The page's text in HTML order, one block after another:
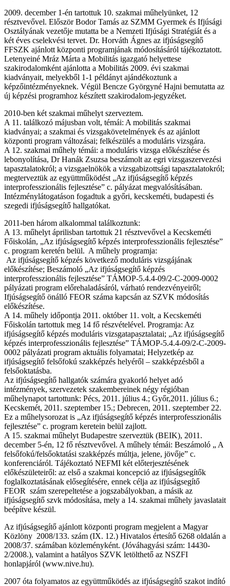
2009. december 1-én tartottuk 10. szakmai műhelyünket, 12
résztvevővel. Először Bodor Tamás az SZMM Gyermek és Ifjúsági
Osztályának vezetője mutatta be a Nemzeti Ifjúsági Stratégiát és a
két éves cselekvési tervet. Dr. Horváth Ágnes az ifjúságsegítő
FFSZK ajánlott központi programjának módosításáról tájékoztatott.
Letenyeiné Mráz Márta a Mobilitás igazgató helyettese
szakirodalomként ajánlotta a Mobilitás 2009. évi szakmai
kiadványait, melyekből 1-1 példányt ajándékoztunk a
képzőintézményeknek. Végül Bencze Györgyné Hajni bemutatta az
új képzési programhoz készített szakirodalom-jegyzéket.
2010-ben két szakmai műhelyt szerveztem.
A 11. találkozó májusban volt, témái: A mobilitás szakmai
kiadványai; a szakmai és vizsgakövetelmények és az ajánlott
központi program változásai; felkészülés a moduláris vizsgára.
A 12. szakmai műhely témái: a moduláris vizsga előkészítése és
lebonyolítása, Dr Hanák Zsuzsa beszámolt az egri vizsgaszervezési
tapasztalatokról; a vizsgaelnökök a vizsgabizottsági tapasztalatokról;
megterveztük az együttműködést „Az ifjúságsegítő képzés
interprofesszionális fejlesztése” c. pályázat megvalósításában.
Intézménylátogatáson fogadtuk a győri, kecskeméti, budapesti és
szegedi ifjúságsegítő hallgatókat.
2011-ben három alkalommal találkoztunk:
A 13. műhelyt áprilisban tartottuk 21 résztvevővel a Kecskeméti
Főiskolán, „Az ifjúságsegítő képzés interprofesszionális fejlesztése”
c. program keretén belül. A műhely programja:
Az ifjúságsegítő képzés következő moduláris vizsgájának
előkészítése; Beszámoló „Az ifjúságsegítő képzés
interprofesszionális fejlesztése” TÁMOP-5.4.4-09/2-C-2009-0002
pályázati program előrehaladásáról, várható rendezvényeiről;
Ifjúságsegítő önálló FEOR száma kapcsán az SZVK módosítás
előkészítése.
A 14. műhely időpontja 2011. október 11. volt, a Kecskeméti
Főiskolán tartottuk meg 14 fő részvételével. Programja: Az
ifjúságsegítő képzés moduláris vizsgatapasztalatai; „Az ifjúságsegítő
képzés interprofesszionális fejlesztése” TÁMOP-5.4.4-09/2-C-2009-
0002 pályázati program aktuális folyamatai; Helyzetkép az
ifjúságsegítő felsőfokú szakképzés helyéről – szakképzésből a
felsőoktatásba.
Az ifjúságsegítő hallgatók számára gyakorló helyet adó
intézmények, szervezetek szakembereinek négy régióban
műhelynapot tartottunk: Pécs, 2011. július 4.; Győr,2011. július 6.;
Kecskemét, 2011. szeptember 15.; Debrecen, 2011. szeptember 22.
Ez a műhelysorozat is „Az ifjúságsegítő képzés interprofesszionális
fejlesztése” c. program keretein belül zajlott.
A 15. szakmai műhelyt Budapestre szerveztük (BEIK), 2011.
december 5-én, 12 fő résztvevővel. A műhely témái: Beszámoló „ A
felsőfokú/felsőoktatási szakképzés múltja, jelene, jövője” c.
konferenciáról. Tájékoztató NEFMI két előterjesztésének
előkészületeiről: az első a szakmai koncepció az ifjúságsegítők
foglalkoztatásának elősegítésére, ennek célja az ifjúságsegítő
FEOR szám szerepeltetése a jogszabályokban, a másik az
ifjúságsegítő szvk módosítása, mely a 14. szakmai műhely javaslatait
beépítve készül.
Az ifjúságsegítő ajánlott központi program megjelent a Magyar
Közlöny 2008/133. szám (IX. 12.) Hivatalos értesítő 6268 oldalán a
2008/37. számában közleményként. (Jóváhagyási szám: 14430-
2/2008.), valamint a hatályos SZVK letölthető az NSZFI
honlapjáról (www.nive.hu).
2007 óta folyamatos az együttműködés az ifjúságsegítő szakot indító